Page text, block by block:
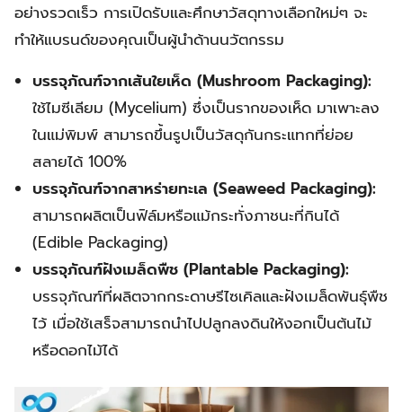
อย่างรวดเร็ว การเปิดรับและศึกษาวัสดุทางเลือกใหม่ๆ จะ
ทำให้แบรนด์ของคุณเป็นผู้นำด้านนวัตกรรม
บรรจุภัณฑ์จากเส้นใยเห็ด (Mushroom Packaging):
ใช้ไมซีเลียม (Mycelium) ซึ่งเป็นรากของเห็ด มาเพาะลง
ในแม่พิมพ์ สามารถขึ้นรูปเป็นวัสดุกันกระแทกที่ย่อย
สลายได้ 100%
บรรจุภัณฑ์จากสาหร่ายทะเล (Seaweed Packaging):
สามารถผลิตเป็นฟิล์มหรือแม้กระทั่งภาชนะที่กินได้
(Edible Packaging)
บรรจุภัณฑ์ฝังเมล็ดพืช (Plantable Packaging):
บรรจุภัณฑ์ที่ผลิตจากกระดาษรีไซเคิลและฝังเมล็ดพันธุ์พืช
ไว้ เมื่อใช้เสร็จสามารถนำไปปลูกลงดินให้งอกเป็นต้นไม้
หรือดอกไม้ได้